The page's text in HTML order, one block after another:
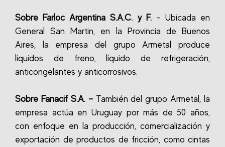
Sobre Farloc Argentina S.A.C. y F.– Ubicada en
General San Martin, en la Provincia de Buenos
Aires, la empresa del grupo Armetal produce
líquidos de freno, líquido de refrigeración,
anticongelantes y anticorrosivos.
Sobre Fanacif S.A. –También del grupo Armetal, la
empresa actúa en Uruguay por más de 50 años,
con enfoque en la producción, comercialización y
exportación de productos de fricción, como cintas